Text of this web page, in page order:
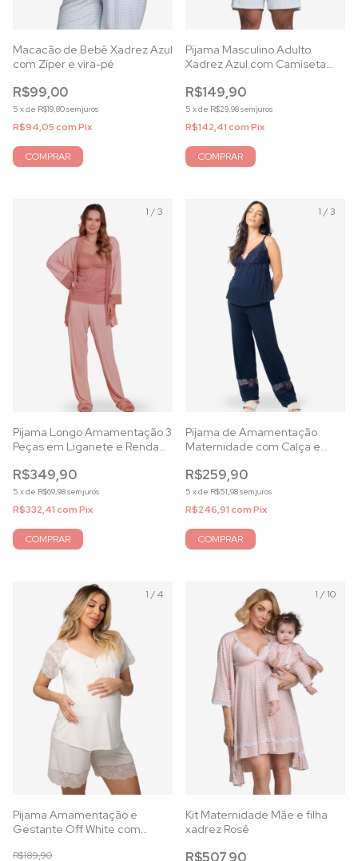
Macacão de Bebê Xadrez Azul
com Zíper e vira-pé
R$99,00
5 xde R$19,80sem juros
R$94,05comPix
COMPRAR
Pijama Masculino Adulto
Xadrez Azul com Camiseta
R$149,90
5 xde R$29,98sem juros
R$142,41comPix
COMPRAR
1 /3
Pijama Longo Amamentação 3
Peças em Liganete e Renda
R$349,90
5 xde R$69,98sem juros
R$332,41comPix
COMPRAR
1 /3
Pijama de Amamentação
Maternidade com Calça e
e Renda
R$259,90
5 xde R$51,98sem juros
R$246,91comPix
COMPRAR
1 /4
Pijama Amamentação e
Gestante Off White com
R$189,90
1 / 10
Kit Maternidade Mãe e filha
xadrez Rosê
R$507,90